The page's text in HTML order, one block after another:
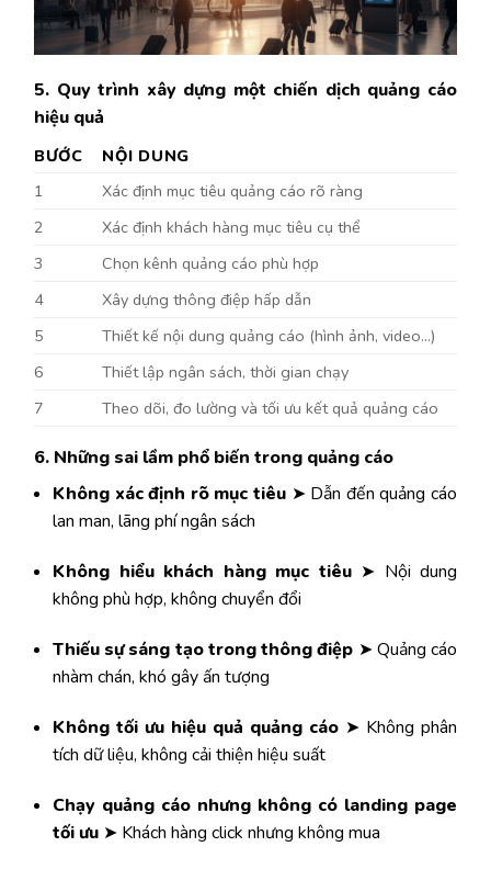
5. Quy trình xây dựng một chiến dịch quảng cáo
hiệu quả
BƯỚC
NỘI DUNG
1
Xác định mục tiêu quảng cáo rõ ràng
2
Xác định khách hàng mục tiêu cụ thể
3
Chọn kênh quảng cáo phù hợp
4
Xây dựng thông điệp hấp dẫn
5
Thiết kế nội dung quảng cáo (hình ảnh, video…)
6
Thiết lập ngân sách, thời gian chạy
7
Theo dõi, đo lường và tối ưu kết quả quảng cáo
6. Những sai lầm phổ biến trong quảng cáo
Không xác định rõ mục tiêu ➤ Dẫn đến quảng cáo
lan man, lãng phí ngân sách
Không hiểu khách hàng mục tiêu➤ Nội dung
không phù hợp, không chuyển đổi
Thiếu sự sáng tạo trong thông điệp ➤ Quảng cáo
nhàm chán, khó gây ấn tượng
Không tối ưu hiệu quả quảng cáo ➤ Không phân
tích dữ liệu, không cải thiện hiệu suất
Chạy quảng cáo nhưng không có landing page
tối ưu ➤ Khách hàng click nhưng không mua